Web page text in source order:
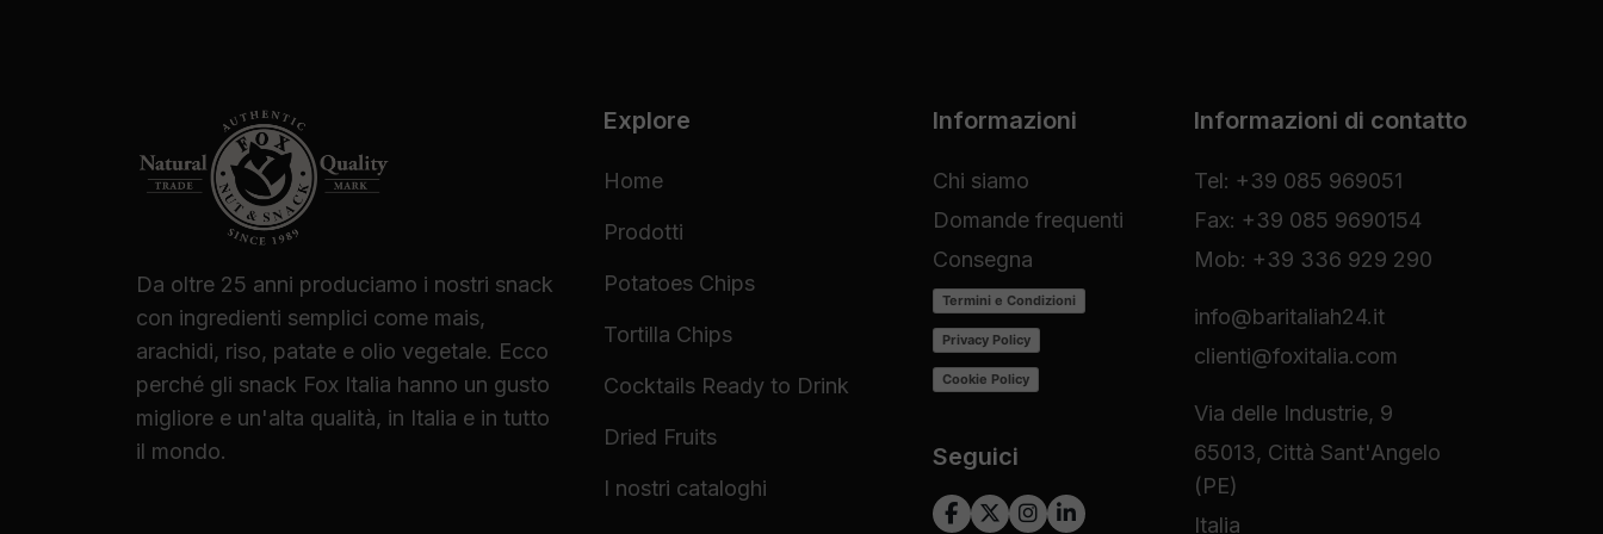
Da oltre 25 anni produciamo i nostri snack
con ingredienti semplici come mais,
arachidi, riso, patate e olio vegetale. Ecco
perché gli snack Fox Italia hanno un gusto
migliore e un'alta qualità, in Italia e in tutto
il mondo.
Explore
Home
Prodotti
Potatoes Chips
Tortilla Chips
Cocktails Ready to Drink
Dried Fruits
I nostri cataloghi
Informazioni
Chi siamo
Domande frequenti
Consegna
Termini e Condizioni
Privacy Policy
Cookie Policy
Seguici
Informazioni di contatto
Tel: +39 085 969051
Fax: +39 085 9690154
Mob: +39 336 929 290
info@baritaliah24.it
clienti@foxitalia.com
Via delle Industrie, 9
65013, Città Sant'Angelo
(PE)
Italia